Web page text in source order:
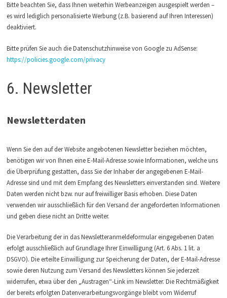
Bitte beachten Sie, dass Ihnen weiterhin Werbeanzeigen ausgespielt werden –
es wird lediglich personalisierte Werbung (z.B. basierend auf Ihren Interessen)
deaktiviert.
Bitte prüfen Sie auch die Datenschutzhinweise von Google zu AdSense:
https://policies.google.com/privacy
6. Newsletter
Newsletterdaten
Wenn Sie den auf der Website angebotenen Newsletter beziehen möchten,
benötigen wir von Ihnen eine E-Mail-Adresse sowie Informationen, welche uns
die Überprüfung gestatten, dass Sie der Inhaber der angegebenen E-Mail-
Adresse sind und mit dem Empfang des Newsletters einverstanden sind. Weitere
Daten werden nicht bzw. nur auf freiwilliger Basis erhoben. Diese Daten
verwenden wir ausschließlich für den Versand der angeforderten Informationen
und geben diese nicht an Dritte weiter.
Die Verarbeitung der in das Newsletteranmeldeformular eingegebenen Daten
erfolgt ausschließlich auf Grundlage Ihrer Einwilligung (Art. 6 Abs. 1 lit. a
DSGVO). Die erteilte Einwilligung zur Speicherung der Daten, der E-Mail-Adresse
sowie deren Nutzung zum Versand des Newsletters können Sie jederzeit
widerrufen, etwa über den „Austragen“-Link im Newsletter. Die Rechtmäßigkeit
der bereits erfolgten Datenverarbeitungsvorgänge bleibt vom Widerruf